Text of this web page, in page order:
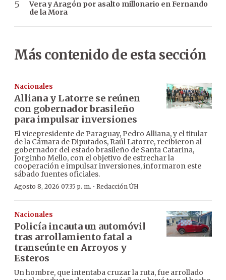
Vera y Aragón por asalto millonario en Fernando
de la Mora
Más contenido de esta sección
Nacionales
Alliana y Latorre se reúnen
con gobernador brasileño
para impulsar inversiones
El vicepresidente de Paraguay, Pedro Alliana, y el titular
de la Cámara de Diputados, Raúl Latorre, recibieron al
gobernador del estado brasileño de Santa Catarina,
Jorginho Mello, con el objetivo de estrechar la
cooperación e impulsar inversiones, informaron este
sábado fuentes oficiales.
Agosto 8, 2026 07:35 p. m. · Redacción ÚH
Nacionales
Policía incauta un automóvil
tras arrollamiento fatal a
transeúnte en Arroyos y
Esteros
Un hombre, que intentaba cruzar la ruta, fue arrollado